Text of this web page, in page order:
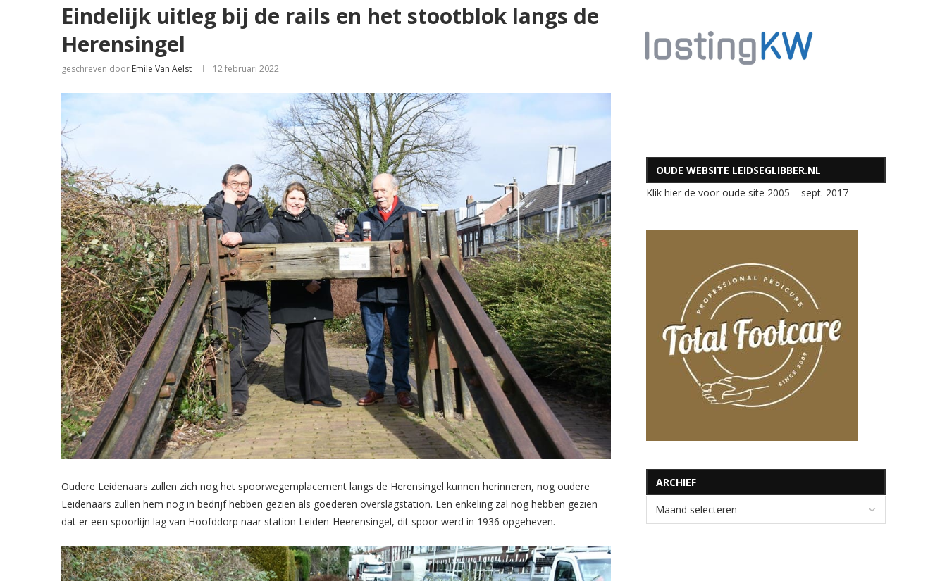
Eindelijk uitleg bij de rails en het stootblok langs de
Herensingel
geschreven door Emile Van Aelst 12 februari 2022
Oudere Leidenaars zullen zich nog het spoorwegemplacement langs de Herensingel kunnen herinneren, nog oudere
Leidenaars zullen hem nog in bedrijf hebben gezien als goederen overslagstation. Een enkeling zal nog hebben gezien
dat er een spoorlijn lag van Hoofddorp naar station Leiden-Heerensingel, dit spoor werd in 1936 opgeheven.
OUDE WEBSITE LEIDSEGLIBBER.NL
Klik hier de voor oude site 2005 – sept. 2017
ARCHIEF